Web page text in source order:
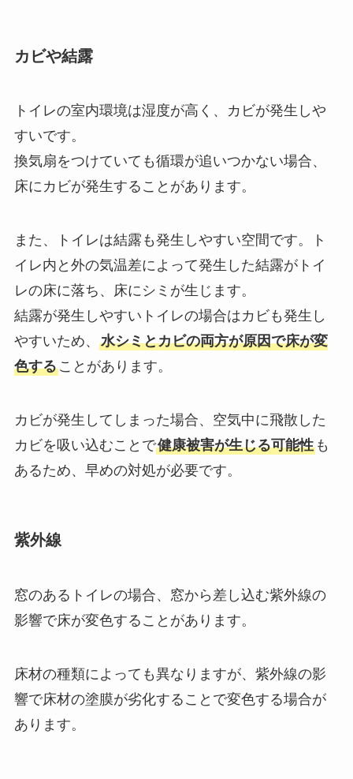
カビや結露
トイレの室内環境は湿度が高く、カビが発生しや
すいです。
換気扇をつけていても循環が追いつかない場合、
床にカビが発生することがあります。
また、トイレは結露も発生しやすい空間です。ト
イレ内と外の気温差によって発生した結露がトイ
レの床に落ち、床にシミが生じます。
結露が発生しやすいトイレの場合はカビも発生し
やすいため、 水シミとカビの両方が原因で床が変
色することがあります。
カビが発生してしまった場合、空気中に飛散した
カビを吸い込むことで健康被害が生じる可能性も
あるため、早めの対処が必要です。
紫外線
窓のあるトイレの場合、窓から差し込む紫外線の
影響で床が変色することがあります。
床材の種類によっても異なりますが、紫外線の影
響で床材の塗膜が劣化することで変色する場合が
あります。